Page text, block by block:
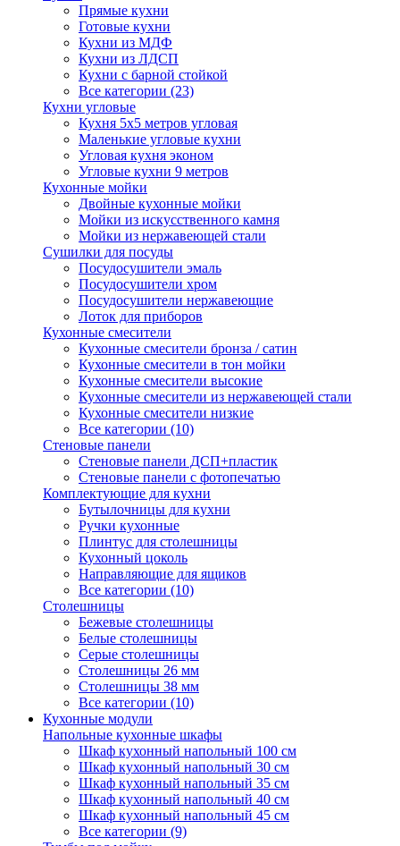
Прямые кухни
Готовые кухни
Кухни из МДФ
Кухни из ЛДСП
Кухни с барной стойкой
Все категории (23)
Кухни угловые
Кухня 5х5 метров угловая
Маленькие угловые кухни
Угловая кухня эконом
Угловые кухни 9 метров
Кухонные мойки
Двойные кухонные мойки
Мойки из искусственного камня
Мойки из нержавеющей стали
Сушилки для посуды
Посудосушители эмаль
Посудосушители хром
Посудосушители нержавеющие
Лоток для приборов
Кухонные смесители
Кухонные смесители бронза / сатин
Кухонные смесители в тон мойки
Кухонные смесители высокие
Кухонные смесители из нержавеющей стали
Кухонные смесители низкие
Все категории (10)
Стеновые панели
Стеновые панели ДСП+пластик
Стеновые панели с фотопечатью
Комплектующие для кухни
Бутылочницы для кухни
Ручки кухонные
Плинтус для столешницы
Кухонный цоколь
Направляющие для ящиков
Все категории (10)
Столешницы
Бежевые столешницы
Белые столешницы
Серые столешницы
Столешницы 26 мм
Столешницы 38 мм
Все категории (10)
Кухонные модули
Напольные кухонные шкафы
Шкаф кухонный напольный 100 см
Шкаф кухонный напольный 30 см
Шкаф кухонный напольный 35 см
Шкаф кухонный напольный 40 см
Шкаф кухонный напольный 45 см
Все категории (9)